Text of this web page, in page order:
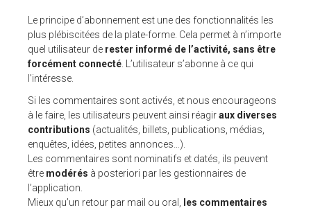
Le principe d’abonnement est une des fonctionnalités les
plus plébiscitées de la plate-forme. Cela permet à n’importe
quel utilisateur de rester informé de l’activité, sans être
forcément connecté . L’utilisateur s’abonne à ce qui
l’intéresse.
Si les commentaires sont activés, et nous encourageons
à le faire, les utilisateurs peuvent ainsi réagiraux diverses
contributions (actualités, billets, publications, médias,
enquêtes, idées, petites annonces…).
Les commentaires sont nominatifs et datés, ils peuvent
être modérés à posteriori par les gestionnaires de
l’application.
Mieux qu’un retour par mail ou oral, les commentaires